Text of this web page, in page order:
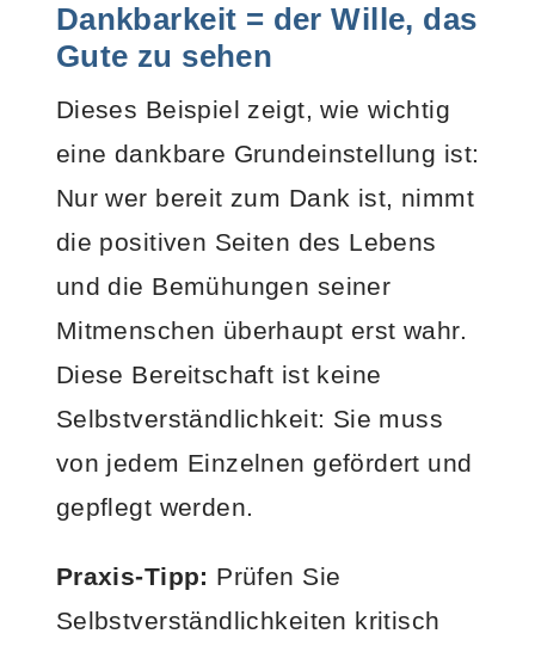
Dankbarkeit = der Wille, das
Gute zu sehen
Dieses Beispiel zeigt, wie wichtig
eine dankbare Grundeinstellung ist:
Nur wer bereit zum Dank ist, nimmt
die positiven Seiten des Lebens
und die Bemühungen seiner
Mitmenschen überhaupt erst wahr.
Diese Bereitschaft ist keine
Selbstverständlichkeit: Sie muss
von jedem Einzelnen gefördert und
gepflegt werden.
Praxis-Tipp: Prüfen Sie
Selbstverständlichkeiten kritisch